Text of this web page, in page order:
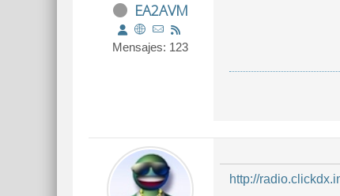
EA2AVM
Mensajes: 123
http://